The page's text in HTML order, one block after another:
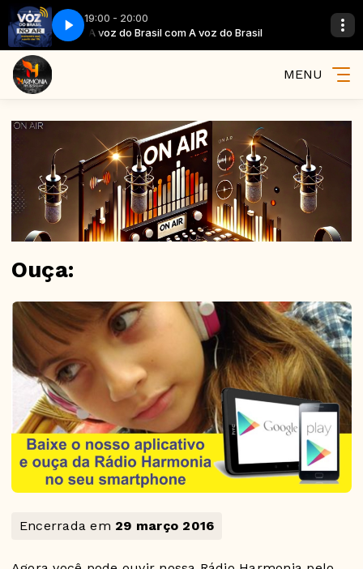
19:00 - 20:00
Brasil A voz do Brasil com A voz do Brasil
MENU
Ouça:
Encerrada em 29 março 2016